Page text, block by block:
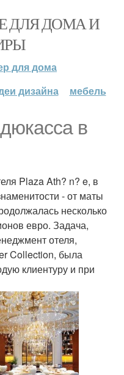
ДЛЯ ДОМА И
для дома
дизайна мебель
в
Plaza Ath? n? e, в
- от маты
несколько
евро. Задача,
отеля,
Collection, была
клиентуру и при